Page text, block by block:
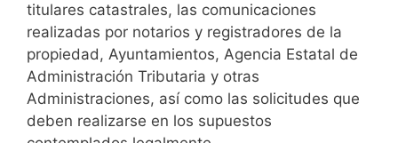
titulares catastrales, las comunicaciones
realizadas por notarios y registradores de la
propiedad, Ayuntamientos, Agencia Estatal de
Administración Tributaria y otras
Administraciones, así como las solicitudes que
deben realizarse en los supuestos